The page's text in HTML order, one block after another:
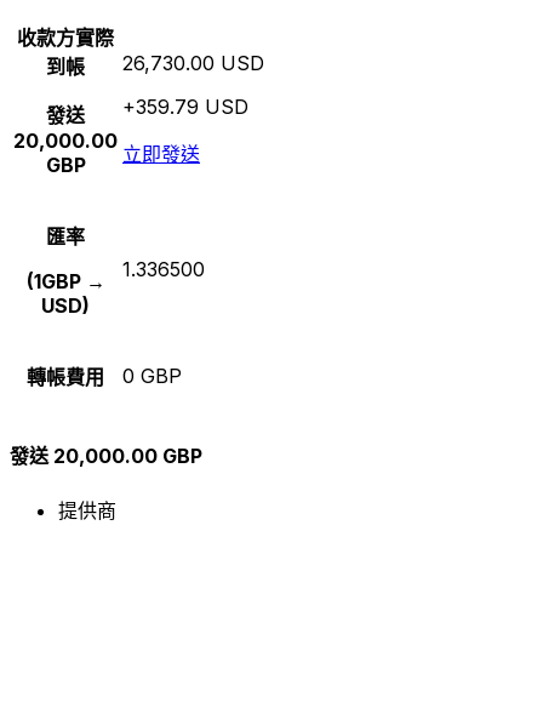
收款方實際
到帳
發送
20,000.00
GBP
26,730.00 USD
+359.79 USD
立即發送
匯率
(1GBP →
USD)
1.336500
轉帳費用 0 GBP
發送 20,000.00 GBP
提供商